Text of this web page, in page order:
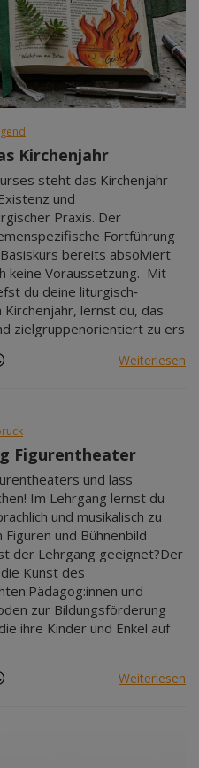
Kirchenjahr
steht das Kirchenjahr
und
Praxis. Der
Fortführung
bereits absolviert
keine Voraussetzung. Mit
du deine liturgisch‐
lernst du, das
zielgruppenorientiert zu ers
Weiterlesen
Figurentheater
und lass
Im Lehrgang lernst du
und musikalisch zu
und Bühnenbild
der Lehrgang geeignet?Der
Kunst des
und
zur Bildungsförderung
ihre Kinder und Enkel auf
Weiterlesen